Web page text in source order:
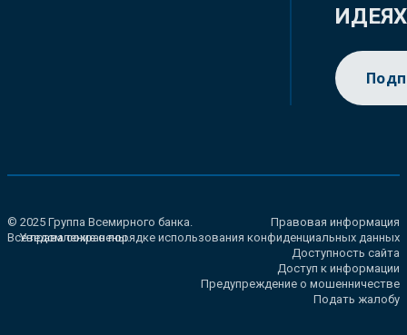
ИДЕЯХ
© 2025 Группа Всемирного банка.
Все права сохранены.
Правовая информация
Уведомление о порядке использования конфиденциальных данных
Доступность сайта
Доступ к информации
Предупреждение о мошенничестве
Подать жалобу